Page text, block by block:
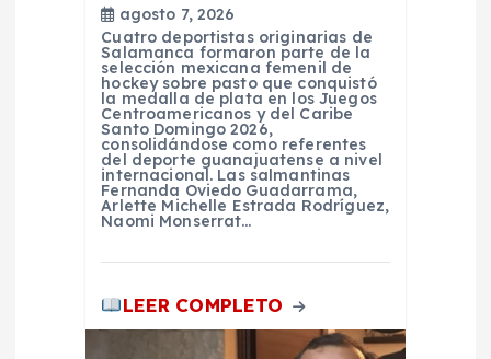
agosto 7, 2026
Cuatro deportistas originarias de
Salamanca formaron parte de la
selección mexicana femenil de
hockey sobre pasto que conquistó
la medalla de plata en los Juegos
Centroamericanos y del Caribe
Santo Domingo 2026,
consolidándose como referentes
del deporte guanajuatense a nivel
internacional. Las salmantinas
Fernanda Oviedo Guadarrama,
Arlette Michelle Estrada Rodríguez,
Naomi Monserrat…
LEER COMPLETO